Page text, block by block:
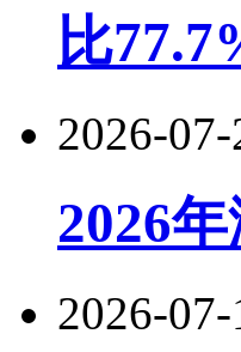
比
2026-07-
2026
2026-07-